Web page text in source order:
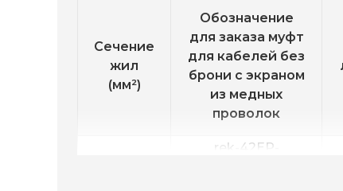
Сечение
жил
(мм²)
Обозначение
для заказа муфт
для кабелей без
брони с экраном
из медных
проволок
rek-42EP-